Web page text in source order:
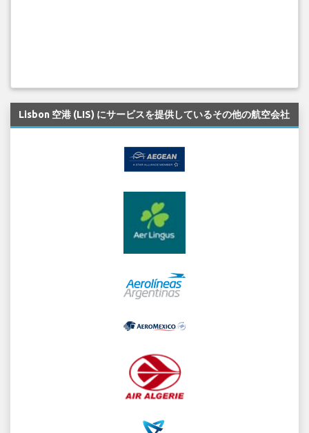
Lisbon 空港 (LIS) にサービスを提供しているその他の航空会社